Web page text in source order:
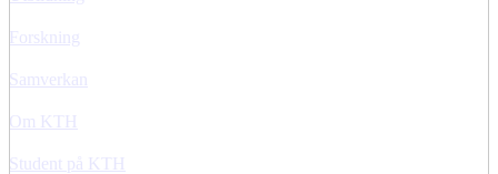
Forskning
Samverkan
Om KTH
Student på KTH